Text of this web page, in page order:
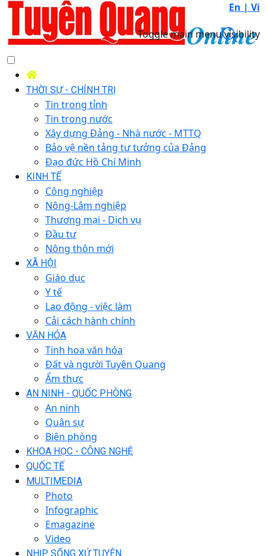
En | Vi
Toggle main menu visibility
THỜI SỰ - CHÍNH TRỊ
Tin trong tỉnh
Tin trong nước
Xây dựng Đảng - Nhà nước - MTTQ
Bảo vệ nền tảng tư tưởng của Đảng
Đạo đức Hồ Chí Minh
KINH TẾ
Công nghiệp
Nông-Lâm nghiệp
Thương mại - Dịch vụ
Đầu tư
Nông thôn mới
XÃ HỘI
Giáo dục
Y tế
Lao động - việc làm
Cải cách hành chính
VĂN HÓA
Tinh hoa văn hóa
Đất và người Tuyên Quang
Ẩm thực
AN NINH - QUỐC PHÒNG
An ninh
Quân sự
Biên phòng
KHOA HỌC - CÔNG NGHỆ
QUỐC TẾ
MULTIMEDIA
Photo
Infographic
Emagazine
Video
NHỊP SỐNG XỨ TUYÊN